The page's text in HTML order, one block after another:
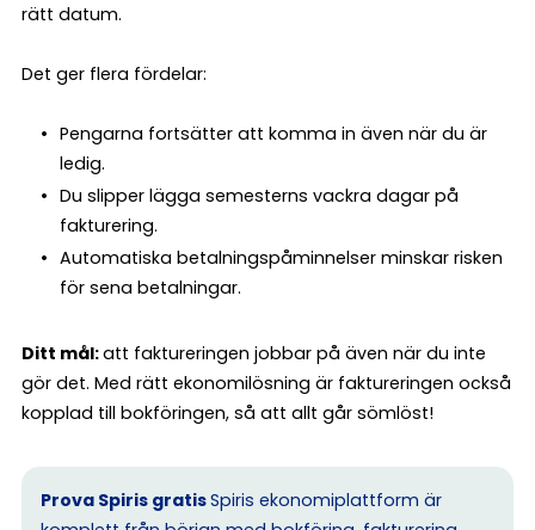
rätt datum.
Det ger flera fördelar:
Pengarna fortsätter att komma in även när du är
ledig.
Du slipper lägga semesterns vackra dagar på
fakturering.
Automatiska betalningspåminnelser minskar risken
för sena betalningar.
Ditt mål:att faktureringen jobbar på även när du inte
gör det. Med rätt ekonomilösning är faktureringen också
kopplad till bokföringen, så att allt går sömlöst!
Prova Spiris gratisSpiris ekonomiplattform är